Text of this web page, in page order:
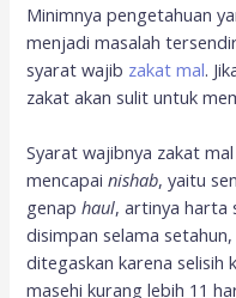
Minimnya pengetahuan
menjadi masalah
syarat wajib zakat mal.
zakat akan sulit untuk
Syarat wajibnya zakat
mencapainishab, yaitu
genaphaul, artinya harta
disimpan selama
ditegaskan karena selisih
masehi kurang lebih 11